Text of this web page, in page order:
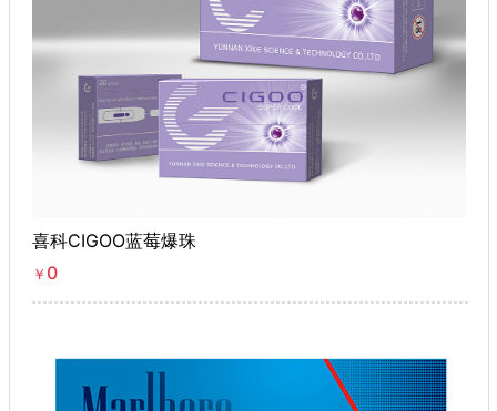
喜科CIGOO蓝莓爆珠
￥ 0